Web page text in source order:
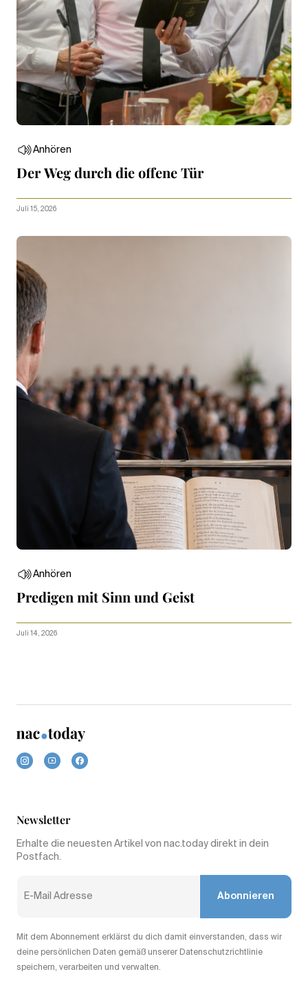
Anhören
Der Weg durch die offene Tür
Juli 15, 2026
Anhören
Predigen mit Sinn und Geist
Juli 14, 2026
Newsletter
Erhalte die neuesten Artikel von nac.today direkt in dein
Postfach.
Abonnieren
Mit dem Abonnement erklärst du dich damit einverstanden, dass wir
deine persönlichen Daten gemäß unserer Datenschutzrichtlinie
speichern, verarbeiten und verwalten.